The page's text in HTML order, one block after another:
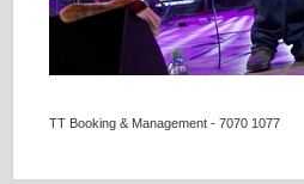
TT Booking & Management - 7070 1077